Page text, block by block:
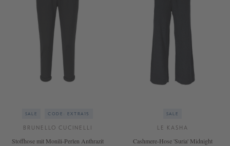
SALE CODE: EXTRA15
BRUNELLO CUCINELLI
Stoffhose mit Monili-Perlen Anthrazit
SALE
LE KASHA
Cashmere-Hose 'Suria' Midnight